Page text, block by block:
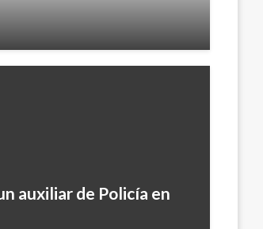
auxiliar de Policía en